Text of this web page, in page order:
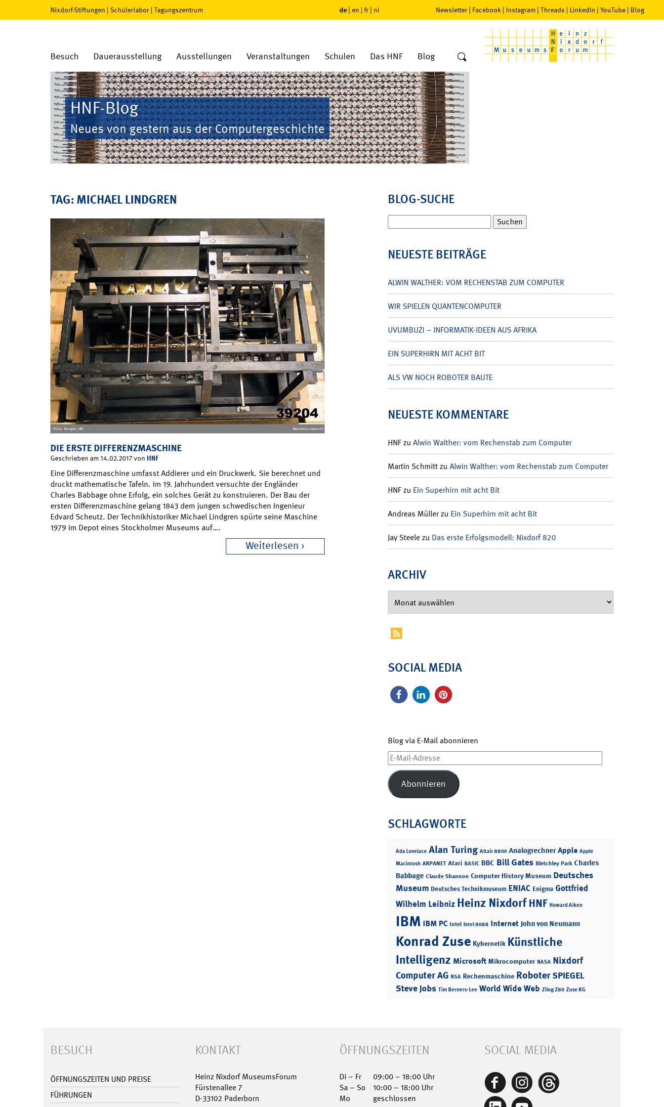
Nixdorf-Stiftungen | Schülerlabor | Tagungszentrum de | en | fr | nl Newsletter | Facebook | Instagram | Threads | LinkedIn | YouTube | Blog
Besuch Dauerausstellung Ausstellungen Veranstaltungen Schulen Das HNF Blog
HNF-Blog
Neues von gestern aus der Computergeschichte
TAG: MICHAEL LINDGREN
DIE ERSTE DIFFERENZMASCHINE
Geschrieben am 14.02.2017 von HNF
Eine Differenzmaschine umfasst Addierer und ein Druckwerk. Sie berechnet und
druckt mathematische Tafeln. Im 19. Jahrhundert versuchte der Engländer
Charles Babbage ohne Erfolg, ein solches Gerät zu konstruieren. Der Bau der
ersten Differenzmaschine gelang 1843 dem jungen schwedischen Ingenieur
Edvard Scheutz. Der Technikhistoriker Michael Lindgren spürte seine Maschine
1979 im Depot eines Stockholmer Museums auf….
Weiterlesen
BLOG-SUCHE
nach:
NEUESTE BEITRÄGE
ALWIN WALTHER: VOM RECHENSTAB ZUM COMPUTER
WIR SPIELEN QUANTENCOMPUTER
UVUMBUZI – INFORMATIK-IDEEN AUS AFRIKA
EIN SUPERHIRN MIT ACHT BIT
ALS VW NOCH ROBOTER BAUTE
NEUESTE KOMMENTARE
HNFzu Alwin Walther: vom Rechenstab zum Computer
Martin Schmittzu Alwin Walther: vom Rechenstab zum Computer
HNFzu Ein Superhirn mit acht Bit
Andreas Müllerzu Ein Superhirn mit acht Bit
Jay Steelezu Das erste Erfolgsmodell: Nixdorf 820
ARCHIV
SOCIAL MEDIA
Blog via E-Mail abonnieren
E-
Mail-
Adresse
Abonnieren
SCHLAGWORTE
Ada Lovelace Alan Turing Altair 8800 Analogrechner Apple Apple
Macintosh ARPANET Atari BASIC BBC Bill Gates Bletchley Park Charles
Babbage Claude Shannon Computer History Museum Deutsches
Museum Deutsches Technikmuseum ENIAC Enigma Gottfried
Wilhelm Leibniz Heinz NixdorfHNF Howard Aiken
IBM IBM PC Intel Intel 8088 Internet John von Neumann
Konrad Zuse Kybernetik Künstliche
Intelligenz Microsoft Mikrocomputer NASA Nixdorf
Computer AG NSA Rechenmaschine RoboterSPIEGEL
Steve Jobs Tim Berners-Lee World Wide Web Zilog Z80 Zuse KG
BESUCH
ÖFFNUNGSZEITEN UND PREISE
FÜHRUNGEN
KONTAKT
Heinz Nixdorf MuseumsForum
Fürstenallee 7
D-33102 Paderborn
ÖFFNUNGSZEITEN
Di – Fr
09:00 – 18:00 Uhr
Sa – So
10:00 – 18:00 Uhr
Mo
geschlossen
SOCIAL MEDIA